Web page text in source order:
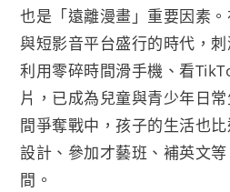
也是「遠離漫畫」重要因素
與短影音平台盛行的時代，
利用零碎時間滑手機、看
片，已成為兒童與青少年日
間爭奪戰中，孩子的生活也
設計、參加才藝班、補英文
間。